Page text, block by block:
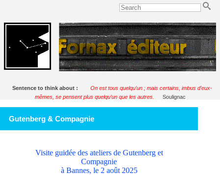
Sentence to think about :
On est tous quelqu’un ; mais certains, imbus d’eux-
mêmes, se pensent plus quelqu’un que les autres.
Soulignac
Gutenberg & Compagnie
Visite guidée des ateliers de Gutenberg et
Compagnie
à Bannes, le 2 août 2025